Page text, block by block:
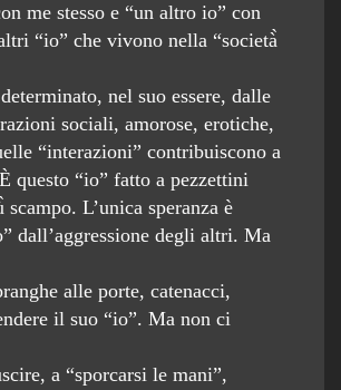
me stesso e “un altro io” con
“io” che vivono nella “società̀
nel suo essere, dalle
sociali, amorose, erotiche,
“interazioni” contribuiscono a
questo “io” fatto a pezzettini
scampo. L’unica speranza è
dall’aggressione degli altri. Ma
alle porte, catenacci,
il suo “io”. Ma non ci
a “sporcarsi le mani”,